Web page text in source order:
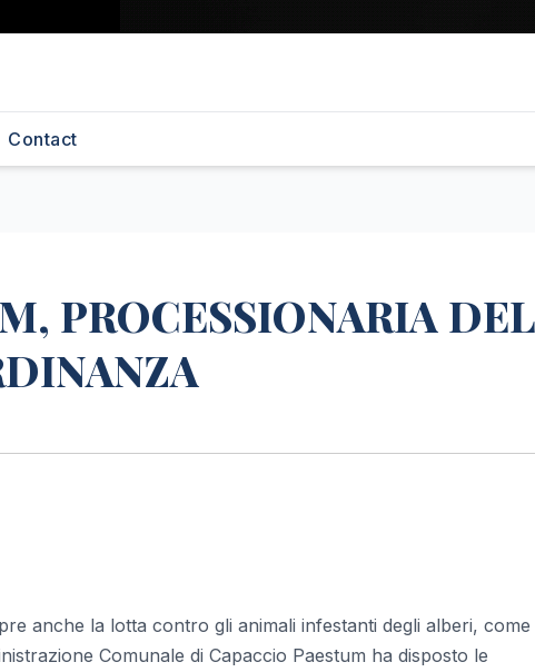
Contact
PROCESSIONARIA DEL
anche la lotta contro gli animali infestanti degli alberi, come
Comunale di Capaccio Paestum ha disposto le